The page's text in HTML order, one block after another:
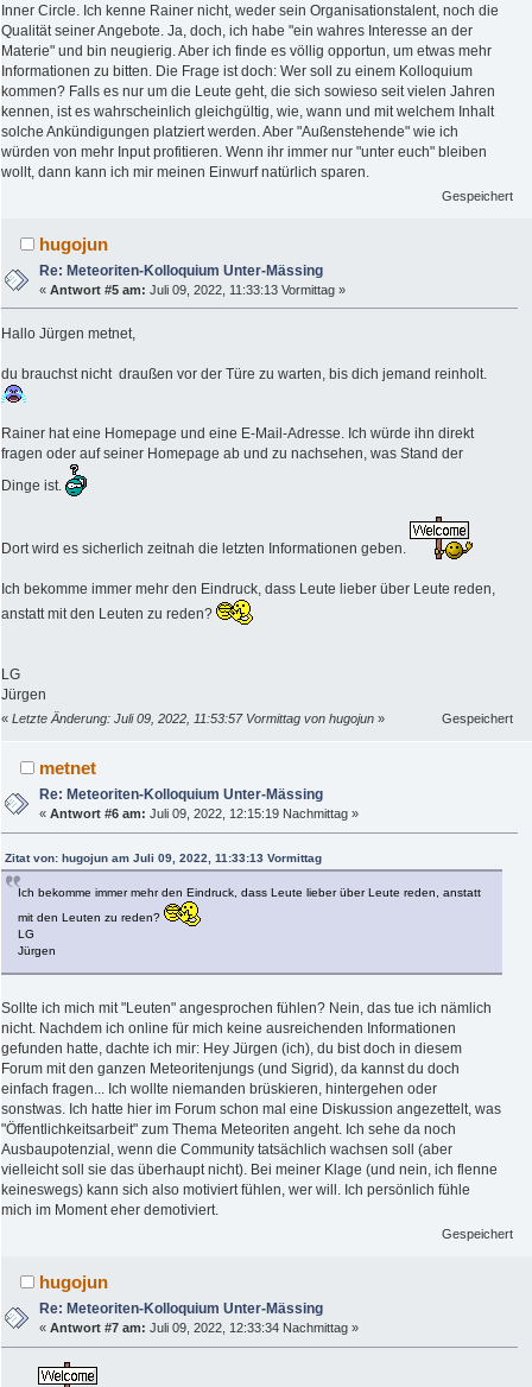
Inner Circle. Ich kenne Rainer nicht, weder sein Organisationstalent, noch die
Qualität seiner Angebote. Ja, doch, ich habe "ein wahres Interesse an der
Materie" und bin neugierig. Aber ich finde es völlig opportun, um etwas mehr
Informationen zu bitten. Die Frage ist doch: Wer soll zu einem Kolloquium
kommen? Falls es nur um die Leute geht, die sich sowieso seit vielen Jahren
kennen, ist es wahrscheinlich gleichgültig, wie, wann und mit welchem Inhalt
solche Ankündigungen platziert werden. Aber "Außenstehende" wie ich
würden von mehr Input profitieren. Wenn ihr immer nur "unter euch" bleiben
wollt, dann kann ich mir meinen Einwurf natürlich sparen.
Gespeichert
hugojun
Re: Meteoriten-Kolloquium Unter-Mässing
«Antwort #5 am: Juli 09, 2022, 11:33:13 Vormittag »
Hallo Jürgen metnet,
du brauchst nicht draußen vor der Türe zu warten, bis dich jemand reinholt.
Rainer hat eine Homepage und eine E-Mail-Adresse. Ich würde ihn direkt
fragen oder auf seiner Homepage ab und zu nachsehen, was Stand der
Dinge ist.
Dort wird es sicherlich zeitnah die letzten Informationen geben.
Ich bekomme immer mehr den Eindruck, dass Leute lieber über Leute reden,
anstatt mit den Leuten zu reden?
LG
Jürgen
« Letzte Änderung: Juli 09, 2022, 11:53:57 Vormittag von hugojun » Gespeichert
metnet
Re: Meteoriten-Kolloquium Unter-Mässing
«Antwort #6 am: Juli 09, 2022, 12:15:19 Nachmittag »
Zitat von: hugojun am Juli 09, 2022, 11:33:13 Vormittag
Ich bekomme immer mehr den Eindruck, dass Leute lieber über Leute reden, anstatt
mit den Leuten zu reden?
LG
Jürgen
Sollte ich mich mit "Leuten" angesprochen fühlen? Nein, das tue ich nämlich
nicht. Nachdem ich online für mich keine ausreichenden Informationen
gefunden hatte, dachte ich mir: Hey Jürgen (ich), du bist doch in diesem
Forum mit den ganzen Meteoritenjungs (und Sigrid), da kannst du doch
einfach fragen... Ich wollte niemanden brüskieren, hintergehen oder
sonstwas. Ich hatte hier im Forum schon mal eine Diskussion angezettelt, was
"Öffentlichkeitsarbeit" zum Thema Meteoriten angeht. Ich sehe da noch
Ausbaupotenzial, wenn die Community tatsächlich wachsen soll (aber
vielleicht soll sie das überhaupt nicht). Bei meiner Klage (und nein, ich flenne
keineswegs) kann sich also motiviert fühlen, wer will. Ich persönlich fühle
mich im Moment eher demotiviert.
Gespeichert
hugojun
Re: Meteoriten-Kolloquium Unter-Mässing
«Antwort #7 am: Juli 09, 2022, 12:33:34 Nachmittag »